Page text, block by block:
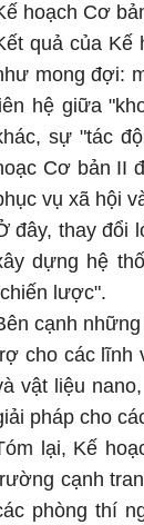
hoạch Cơ
quả của Kế
mong đợi:
liên hệ giữa
sự "tác
Cơ bản II
vụ xã hội
đây, thay đổi
dựng hệ
lược".
cạnh
cho các lĩnh
vật liệu
pháp cho
lại, Kế
cạnh
phòng thí